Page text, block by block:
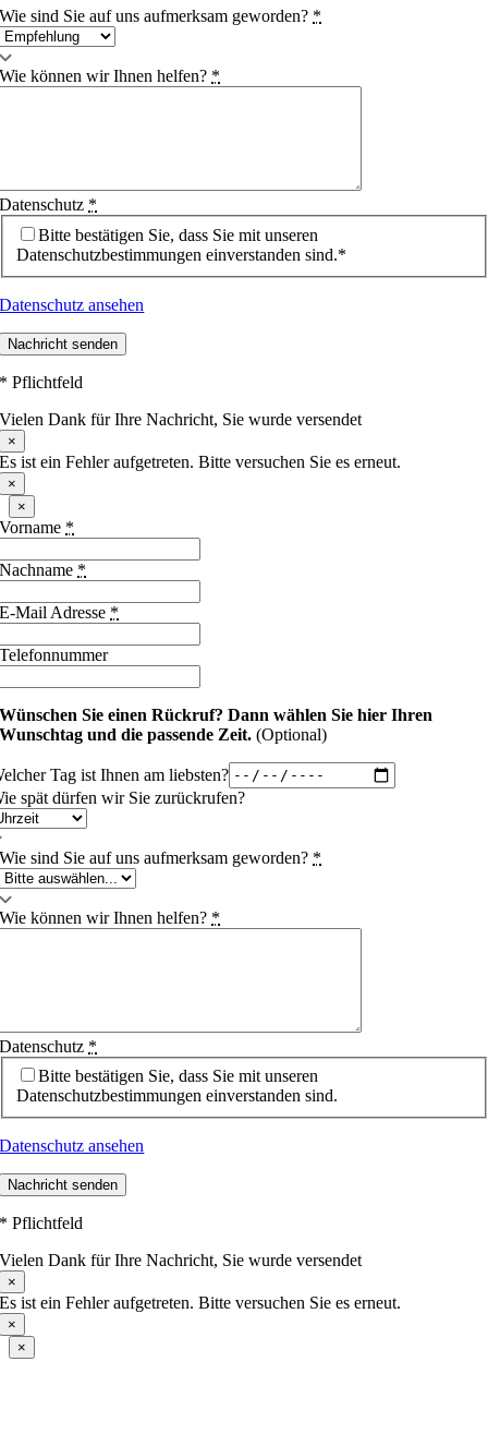
Wie sind Sie auf uns aufmerksam geworden? *
Wie können wir Ihnen helfen? *
Datenschutz *
Bitte bestätigen Sie, dass Sie mit unseren
Datenschutzbestimmungen einverstanden sind.*
Datenschutz ansehen
Nachricht senden
* Pflichtfeld
Vielen Dank für Ihre Nachricht, Sie wurde versendet
×
Es ist ein Fehler aufgetreten. Bitte versuchen Sie es erneut.
×
×
Vorname *
Nachname *
E-Mail Adresse *
Telefonnummer
Wünschen Sie einen Rückruf? Dann wählen Sie hier Ihren
Wunschtag und die passende Zeit.(Optional)
Tag ist Ihnen am liebsten?
spät dürfen wir Sie zurückrufen?
Wie sind Sie auf uns aufmerksam geworden? *
Wie können wir Ihnen helfen? *
Datenschutz *
Bitte bestätigen Sie, dass Sie mit unseren
Datenschutzbestimmungen einverstanden sind.
Datenschutz ansehen
Nachricht senden
* Pflichtfeld
Vielen Dank für Ihre Nachricht, Sie wurde versendet
×
Es ist ein Fehler aufgetreten. Bitte versuchen Sie es erneut.
×
×